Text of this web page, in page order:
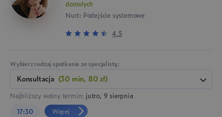
dorosłych
Nurt: Podejście systemowe
4.5
Wybierz rodzaj spotkania ze specjalistą:
konsultacja (30 min, 80 zł)
Najbliższy wolny termin: jutro, 9 sierpnia
17:30
Więcej